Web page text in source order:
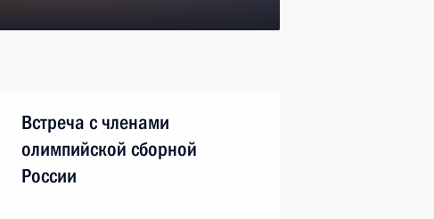
Встреча с членами
олимпийской сборной
России